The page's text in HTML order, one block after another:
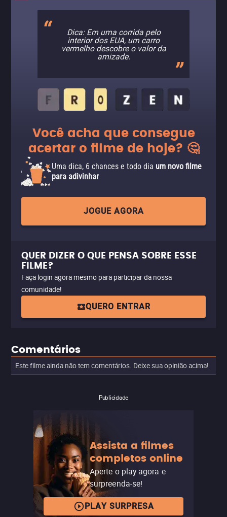
Dica: Em uma corrida pelo
interior dos EUA, um carro
vermelho descobre o valor da
amizade.
Você acha que consegue
acertar o filme de hoje? 🤔
Uma dica, 6 chances e todo dia um novo filme
para adivinhar
JOGUE AGORA
QUER DIZER O QUE PENSA SOBRE ESSE
FILME?
Faça login agora mesmo para participar da nossa
comunidade!
QUERO ENTRAR
Comentários
Este filme ainda não tem comentários. Deixe sua opinião acima!
Publicidade
Assista a filmes
completos online
Aperte o play agora e
surpreenda-se!
PLAY SURPRESA